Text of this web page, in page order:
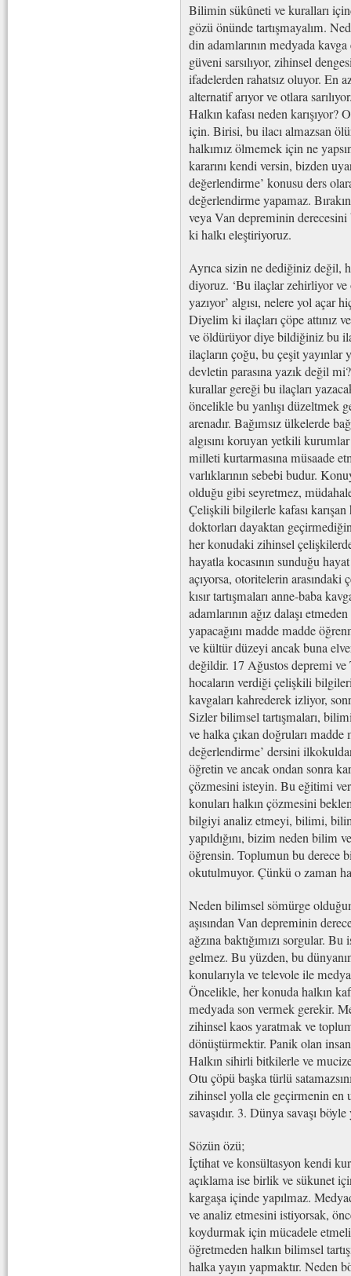
Bilimin sükûneti ve kuralları
gözü önünde tartışmayalım.
din adamlarının medyada
güveni sarsılıyor, zihinsel
ifadelerden rahatsız oluyor. En
alternatif arıyor ve otlara
Halkın kafası neden
için. Birisi, bu ilacı almazsan
halkımız ölmemek için ne
kararını kendi versin, bizden
değerlendirme’ konusu ders
değerlendirme yapamaz.
veya Van depreminin
ki halkı eleştiriyoruz.
Ayrıca sizin ne dediğiniz değil,
diyoruz. ‘Bu ilaçlar zehirliyor
yazıyor’ algısı, nelere yol açar
Diyelim ki ilaçları çöpe attınız
ve öldürüyor diye bildiğiniz bu
ilaçların çoğu, bu çeşit
devletin parasına yazık değil
kurallar gereği bu ilaçları
öncelikle bu yanlışı düzeltmek
arenadır. Bağımsız ülkelerde
algısını koruyan yetkili
milleti kurtarmasına müsaade
varlıklarının sebebi budur.
olduğu gibi seyretmez,
Çelişkili bilgilerle kafası
doktorları dayaktan
her konudaki zihinsel
hayatla kocasının sunduğu
açıyorsa, otoritelerin
kısır tartışmaları anne-baba
adamlarının ağız dalaşı
yapacağını madde madde
ve kültür düzeyi ancak buna
değildir. 17 Ağustos depremi ve
hocaların verdiği çelişkili
kavgaları kahrederek izliyor,
Sizler bilimsel tartışmaları,
ve halka çıkan doğruları
değerlendirme’ dersini
öğretin ve ancak ondan sonra
çözmesini isteyin. Bu eğitimi
konuları halkın çözmesini
bilgiyi analiz etmeyi, bilimi,
yapıldığını, bizim neden bilim
öğrensin. Toplumun bu derece
okutulmuyor. Çünkü o zaman
Neden bilimsel sömürge
aşısından Van depreminin
ağzına baktığımızı sorgular.
gelmez. Bu yüzden, bu
konularıyla ve televole ile
Öncelikle, her konuda halkın
medyada son vermek gerekir.
zihinsel kaos yaratmak ve
dönüştürmektir. Panik olan
Halkın sihirli bitkilerle ve
Otu çöpü başka türlü
zihinsel yolla ele geçirmenin en
savaşıdır. 3. Dünya savaşı
Sözün özü;
İçtihat ve konsültasyon kendi
açıklama ise birlik ve sükunet
kargaşa içinde yapılmaz.
ve analiz etmesini istiyorsak,
koydurmak için mücadele
öğretmeden halkın bilimsel
halka yayın yapmaktır. Neden